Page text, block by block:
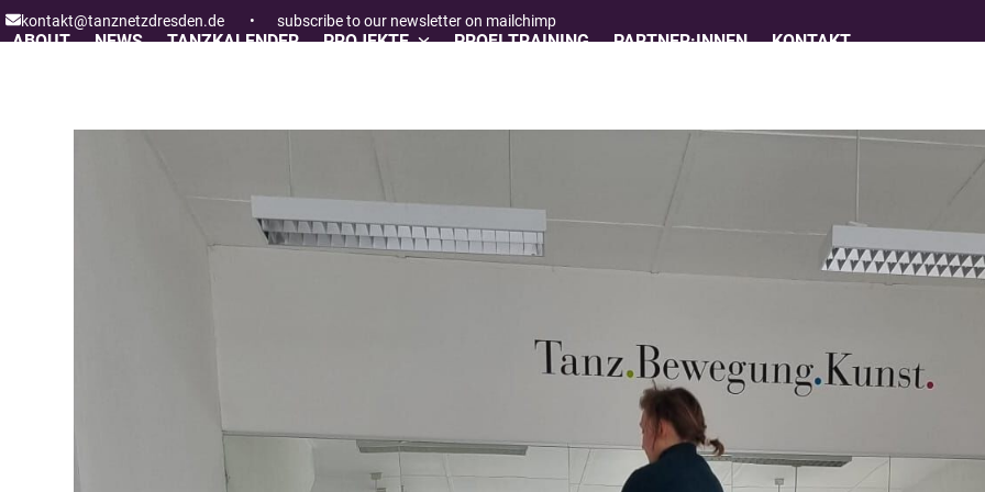
Skip
to
kontakt@tanznetzdresden.de • subscribe to our newsletter on mailchimp
ABOUT NEWS TANZKALENDER PROJEKTE PROFI TRAINING PARTNER:INNEN KONTAKT